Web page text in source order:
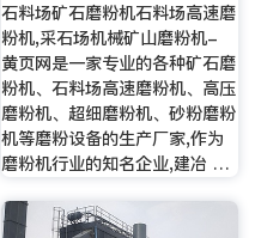
石料场矿石磨粉机石料场高速磨
粉机,采石场机械矿山磨粉机-
黄页网是一家专业的各种矿石磨
粉机、石料场高速磨粉机、高压
磨粉机、超细磨粉机、砂粉磨粉
机等磨粉设备的生产厂家,作为
磨粉机行业的知名企业,建冶 …